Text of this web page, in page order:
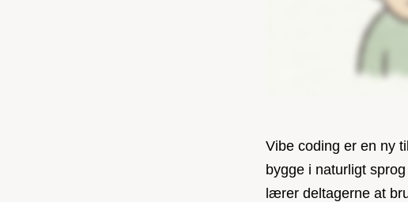
Vibe coding er en ny
bygge i naturligt
lærer deltagerne at